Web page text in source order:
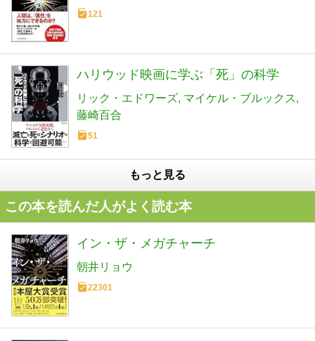
121
ハリウッド映画に学ぶ「死」の科学
リック・エドワーズ マイケル・ブルックス
藤崎百合
51
もっと見る
この本を読んだ人がよく読む本
イン・ザ・メガチャーチ
朝井リョウ
22301